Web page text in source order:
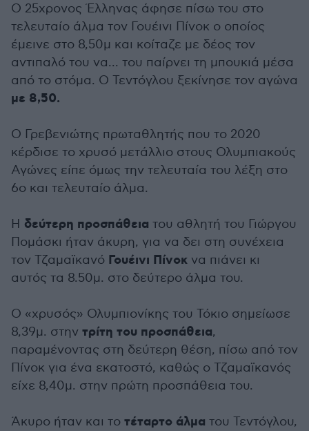
Ο 25χρονος Έλληνας άφησε πίσω του στο
τελευταίο άλμα τον Γουέινι Πίνοκ ο οποίος
έμεινε στο 8,50μ και κοίταζε με δέος τον
αντιπαλό του να... του παίρνει τη μπουκιά μέσα
από το στόμα. Ο Τεντόγλου ξεκίνησε τον αγώνα
με 8,50.
Ο Γρεβενιώτης πρωταθλητής που το 2020
κέρδισε το χρυσό μετάλλιο στους Ολυμπιακούς
Αγώνες είπε όμως την τελευταία του λέξη στο
6ο και τελευταίο άλμα.
Η δεύτερη προσπάθεια του αθλητή του Γιώργου
Πομάσκι ήταν άκυρη, για να δει στη συνέχεια
τον Τζαμαϊκανό Γουέινι Πίνοκ να πιάνει κι
αυτός τα 8.50μ. στο δεύτερο άλμα του.
Ο «χρυσός» Ολυμπιονίκης του Τόκιο σημείωσε
8,39μ. στην τρίτη του προσπάθεια,
παραμένοντας στη δεύτερη θέση, πίσω από τον
Πίνοκ για ένα εκατοστό, καθώς ο Τζαμαϊκανός
είχε 8,40μ. στην πρώτη προσπάθεια του.
Άκυρο ήταν και το τέταρτο άλμα του Τεντόγλου,